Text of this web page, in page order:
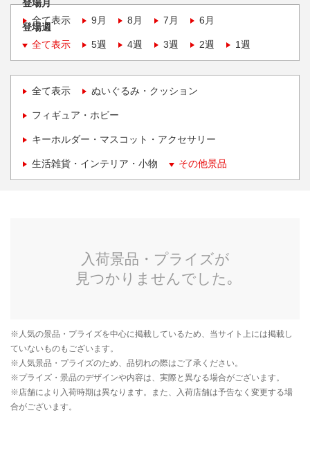
登場月
全て表示
9月 8月 7月 6月
登場週
全て表示
5週 4週 3週 2週 1週
全て表示 ぬいぐるみ・クッション
フィギュア・ホビー
キーホルダー・マスコット・アクセサリー
生活雑貨・インテリア・小物 その他景品